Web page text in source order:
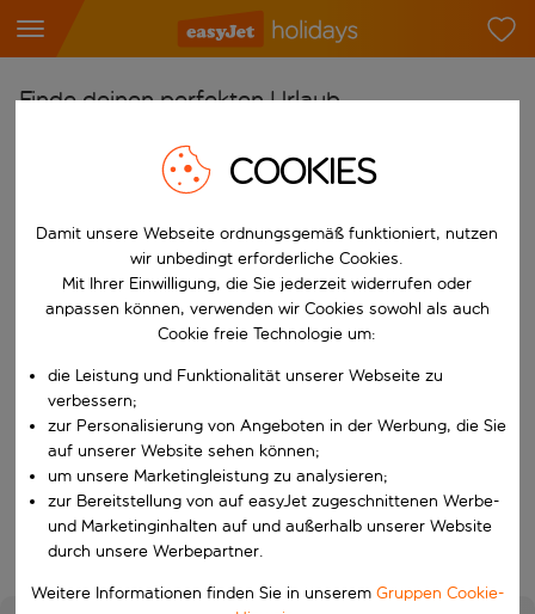
Finde deinen perfekten Urlaub
Beginne mit der Eingabe für die automatische
Flughafen wählen
Beginne mit der Eingabe für die automatische
Reiseziel wählen
Nach
Wähle ein Ab- und Rückflugdatum aus.
Wann
Wer
Suchen
COOKIES
Damit unsere Webseite ordnungsgemäß funktioniert, nutzen
wir unbedingt erforderliche Cookies.
Mit Ihrer Einwilligung, die Sie jederzeit widerrufen oder
anpassen können, verwenden wir Cookies sowohl als auch
Cookie freie Technologie um:
die Leistung und Funktionalität unserer Webseite zu
verbessern;
zur Personalisierung von Angeboten in der Werbung, die Sie
auf unserer Website sehen können;
um unsere Marketingleistung zu analysieren;
zur Bereitstellung von auf easyJet zugeschnittenen Werbe-
und Marketinginhalten auf und außerhalb unserer Website
durch unsere Werbepartner.
Weitere Informationen finden Sie in unserem Gruppen Cookie-